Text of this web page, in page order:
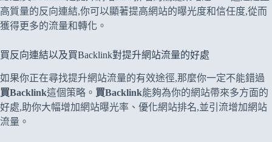
高質量的反向連結,你可以顯著提高網站的曝光度和信任度,從而
獲得更多的流量和轉化。
買反向連結以及買Backlink對提升網站流量的好處
如果你正在尋找提升網站流量的有效途徑,那麼你一定不能錯過
買Backlink這個策略。 買Backlink能夠為你的網站帶來多方面的
好處,助你大幅增加網站曝光率、優化網站排名,並引流增加網站
流量。